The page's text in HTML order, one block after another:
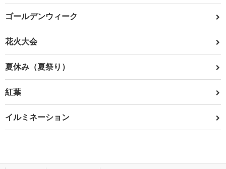
ゴールデンウィーク
花火大会
夏休み（夏祭り）
紅葉
イルミネーション